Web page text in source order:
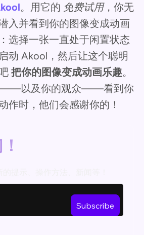
。用它的 免费试用，你无
入并看到你的图像变成动画
选择一张一直处于闲置状态
动 Akool，然后让这个聪明
把你的图像变成动画乐趣。
——以及你的观众——看到你
作时，他们会感谢你的！